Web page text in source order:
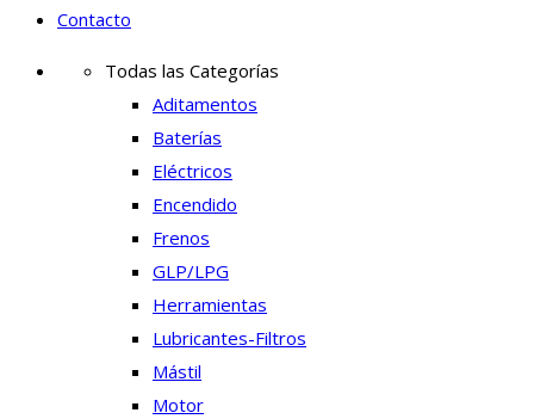
Contacto
Todas las Categorías
Aditamentos
Baterías
Eléctricos
Encendido
Frenos
GLP/LPG
Herramientas
Lubricantes-Filtros
Mástil
Motor